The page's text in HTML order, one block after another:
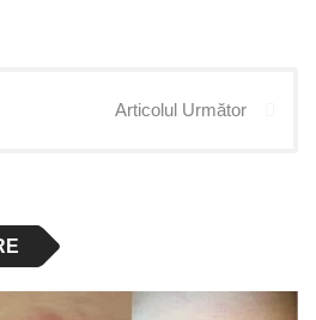
Articolul Următor